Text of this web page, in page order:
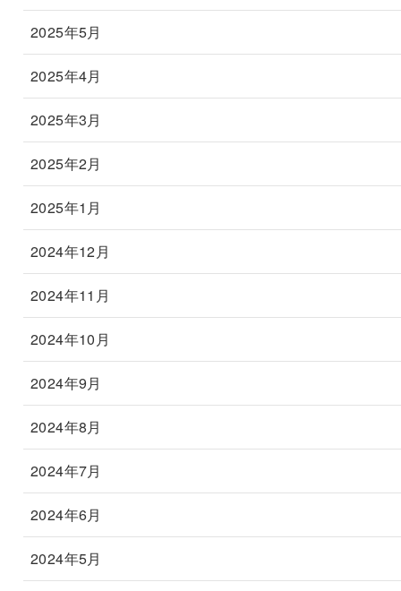
2025年5月
2025年4月
2025年3月
2025年2月
2025年1月
2024年12月
2024年11月
2024年10月
2024年9月
2024年8月
2024年7月
2024年6月
2024年5月